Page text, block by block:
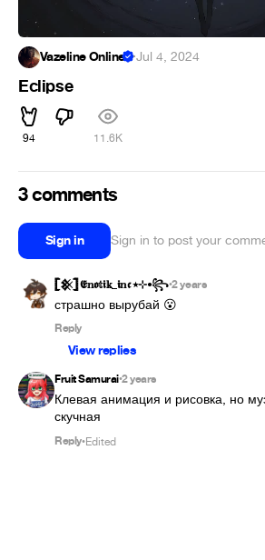
Vazeline Online ·Jul 4, 2024
Eclipse
94 11.6K
3 comments
Sign in Sign in to post your
𓊈𒆜𓊉 𝕰𝕟𝖔𝕥𝖎𝕜_𝖎𝕟𝖈 ٭⊹•꧂•2 years
страшно вырубай 😮
Reply
View replies
Fruit Samurai•2 years
Клевая анимация и рисовка, но
скучная
Reply•Edited